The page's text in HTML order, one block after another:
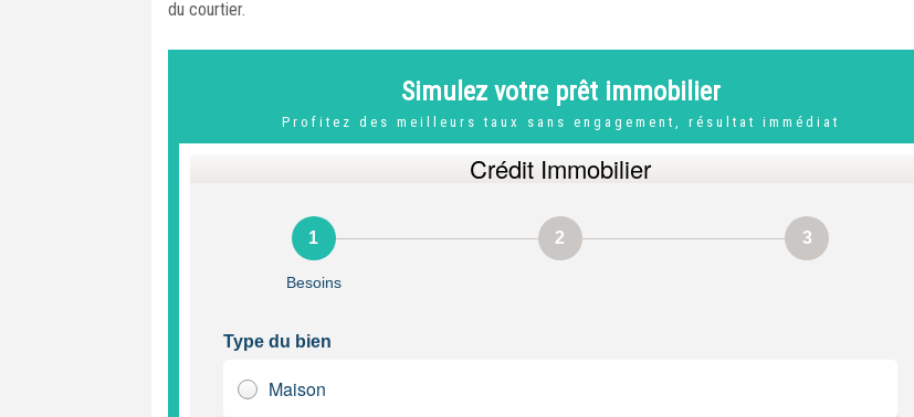
du courtier.
Simulez votre prêt immobilier
Profitez des meilleurs taux sans engagement, résultat immédiat